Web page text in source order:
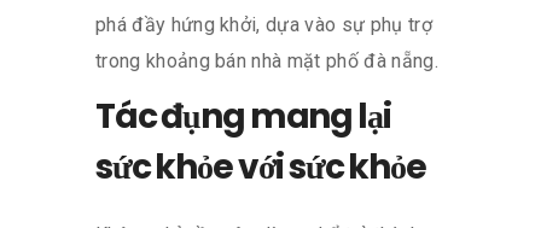
phá đầy hứng khởi, dựa vào sự phụ trợ
trong khoảng bán nhà mặt phố đà nẵng.
Tác đụng mang lại
sức khỏe với sức khỏe